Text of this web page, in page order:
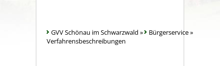
GVV Schönau im Schwarzwald » Bürgerservice»
Verfahrensbeschreibungen